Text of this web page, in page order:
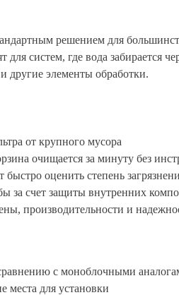
решением для
систем, где вода забирается
другие элементы обработки.
от крупного мусора
очищается за минуту без
оценить степень
за счет защиты внутренних
производительности и
с моноблочными
места для установки